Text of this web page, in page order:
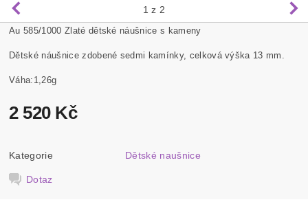
1 z 2
Au 585/1000 Zlaté dětské náušnice s kameny
Dětské náušnice zdobené sedmi kamínky, celková výška 13 mm.
Váha:1,26g
2 520 Kč
Kategorie Dětské naušnice
Dotaz